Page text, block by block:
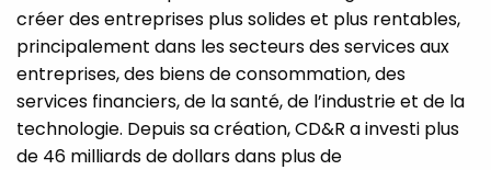
créer des entreprises plus solides et plus rentables,
principalement dans les secteurs des services aux
entreprises, des biens de consommation, des
services financiers, de la santé, de l’industrie et de la
technologie. Depuis sa création, CD&R a investi plus
de 46 milliards de dollars dans plus de